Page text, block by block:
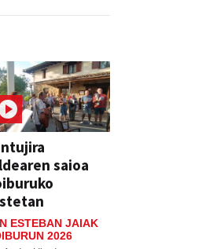
saioa
ESTEBAN JAIAK
2026